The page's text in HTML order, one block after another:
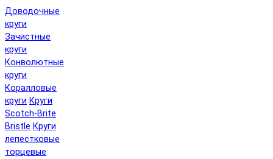
Доводочные
круги
Зачистные
круги
Конволютные
круги
Коралловые
круги Круги
Scotch-Brite
Bristle Круги
лепестковые
торцевые